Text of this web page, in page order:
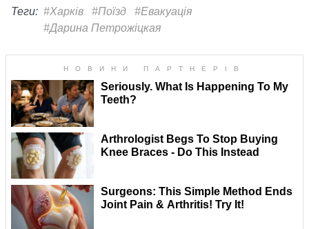
Теги: #Харків #Поїзд
#Евакуація
#Дарина Петрожіцкая